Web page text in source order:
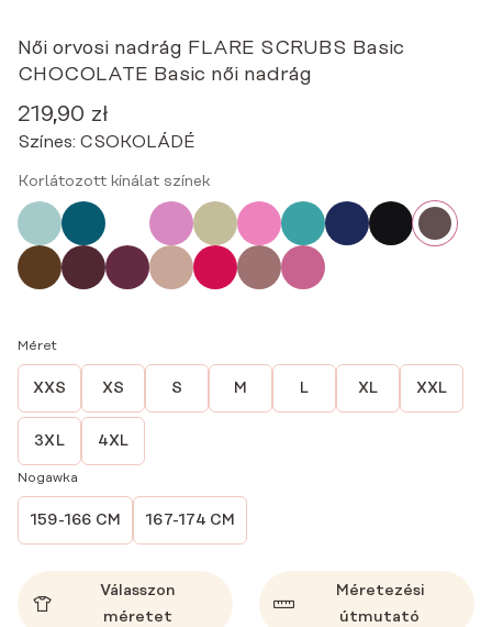
Női orvosi nadrág FLARE SCRUBS Basic
CHOCOLATE Basic női nadrág
219,90 zł
Színes: CSOKOLÁDÉ
Korlátozott kínálat színek
Méret
XXS XS S M L XL XXL
3XL 4XL
Nogawka
159-166 CM 167-174 CM
Válasszon
méretet
Méretezési
útmutató